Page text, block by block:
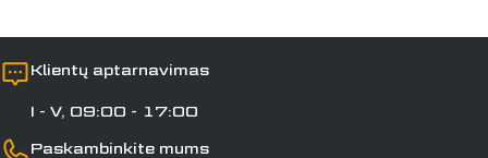
Klientų aptarnavimas
I - V, 09:00 - 17:00
Paskambinkite mums